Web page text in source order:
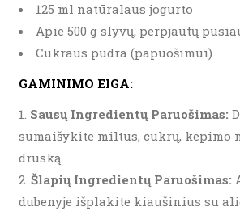
125 ml natūralaus jogurto
Apie 500 g slyvų, perpjautų
Cukraus pudra (papuošimui)
GAMINIMO EIGA:
Sausų Ingredientų Paruošimas:
sumaišykite miltus, cukrų,
druską.
Šlapių Ingredientų Paruošimas:
dubenyje išplakite kiaušinius su